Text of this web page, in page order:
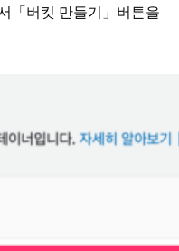
「버킷 만들기」버튼을